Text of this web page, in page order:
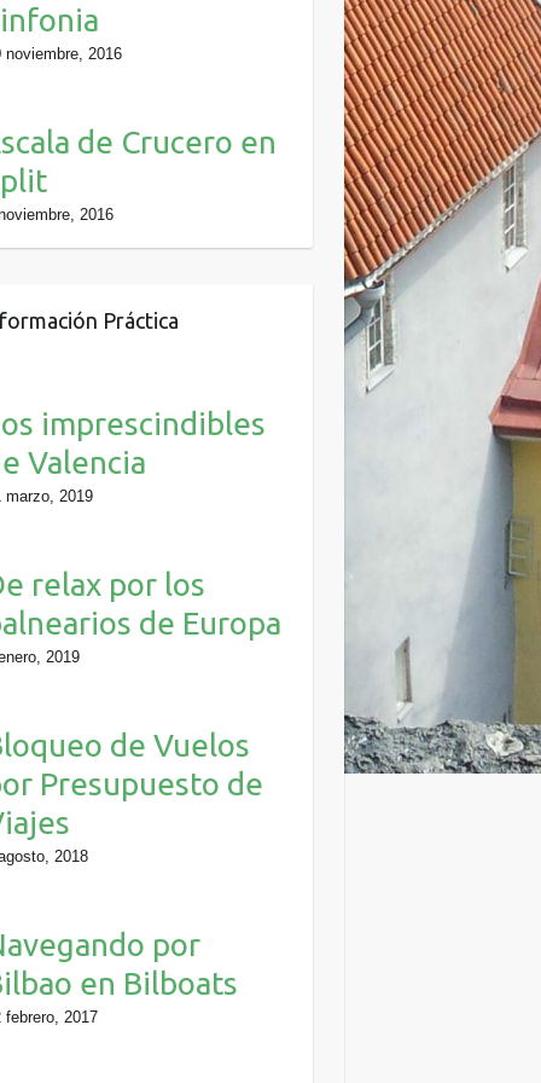
noviembre, 2016
de Crucero en
2016
Práctica
imprescindibles
Valencia
marzo, 2019
relax por los
de Europa
2019
de Vuelos
Presupuesto de
2018
por
en Bilboats
febrero, 2017